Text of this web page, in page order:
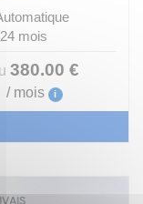
mois
380.00 €
/ mois i